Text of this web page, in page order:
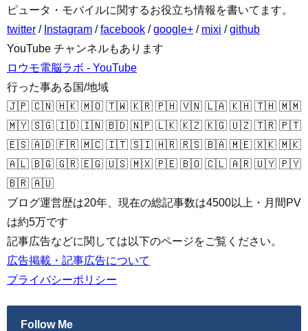
ピュータ・モバイルに関するお役立ち情報を書いてます。
twitter / Instagram /facebook /google+ / mixi /github
YouTube チャンネルもあります
ロウモ電脳ラボ - YouTube
行った事ある国/地域
🇯🇵 🇨🇳 🇭🇰 🇲🇴 🇹🇼 🇰🇷 🇵🇭 🇻🇳 🇱🇦 🇰🇭 🇹🇭 🇲🇲
🇲🇾 🇸🇬 🇮🇩 🇮🇳 🇧🇩 🇳🇵 🇱🇰 🇰🇿 🇰🇬 🇺🇿 🇹🇷 🇵🇹
🇪🇸 🇦🇩 🇫🇷 🇲🇨 🇮🇹 🇸🇮 🇭🇷 🇷🇸 🇧🇦 🇲🇪 🇽🇰 🇲🇰
🇦🇱 🇧🇬 🇬🇷 🇪🇬 🇺🇸 🇲🇽 🇵🇪 🇧🇴 🇨🇱 🇦🇷 🇺🇾 🇵🇾
🇧🇷 🇦🇺
ブログ運営歴は20年、現在の総記事数は4500以上・月間PV
は約5万です
記事広告などに関しては以下のページをご覧ください。
広告掲載・記事広告について
プライバシーポリシー
Follow Me